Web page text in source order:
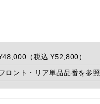
（税込 ¥52,800）
ロント・リア単品品番を参照